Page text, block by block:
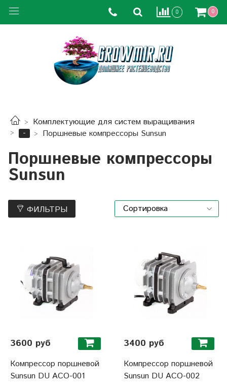
0 0
Комплектующие для систем выращивания
-
Поршневые компрессоры Sunsun
Поршневые компрессоры
Sunsun
ФИЛЬТРЫ
3600 руб
Компрессор поршневой
Sunsun DU ACO-001
3400 руб
Компрессор поршневой
Sunsun DU ACO-002